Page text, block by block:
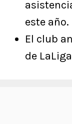
este año.
El club
de